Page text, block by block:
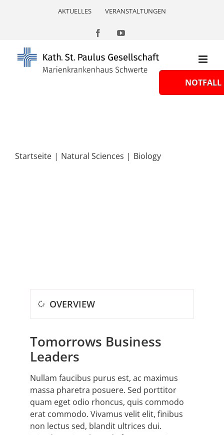
AKTUELLES VERANSTALTUNGEN
FacebookYouTube
Startseite Natural Sciences Biology
OVERVIEW
Tomorrows Business
Leaders
Nullam faucibus purus est, ac maximus
massa pharetra posuere. Sed porttitor
quam eget odio rhoncus, quis commodo
erat commodo. Vivamus velit elit, finibus
non lectus sed, blandit ultrices dui.
NOTFALL